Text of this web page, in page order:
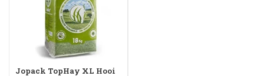
Jopack TopHay XL Hooi